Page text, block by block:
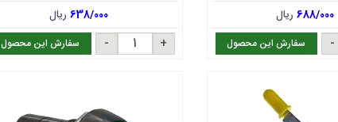
688/000 ریال
سفارش این محصول
638/000ریال
سفارش این محصول